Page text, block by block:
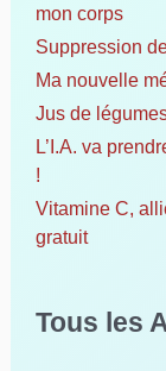
mon corps
Suppression
Ma nouvelle
Jus de
L’I.A. va
!
Vitamine C,
gratuit
Tous les